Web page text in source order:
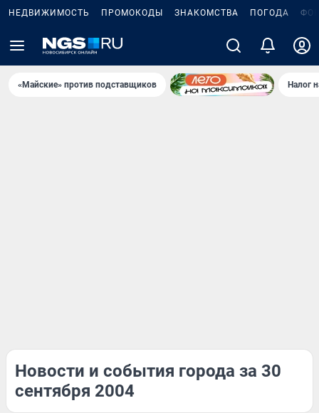
НЕДВИЖИМОСТЬ ПРОМОКОДЫ ЗНАКОМСТВА ПОГОДА
«Майские» против подставщиков Налог
Новости и события города за 30
сентября 2004